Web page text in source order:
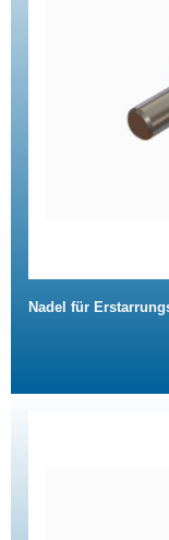
Nadel für